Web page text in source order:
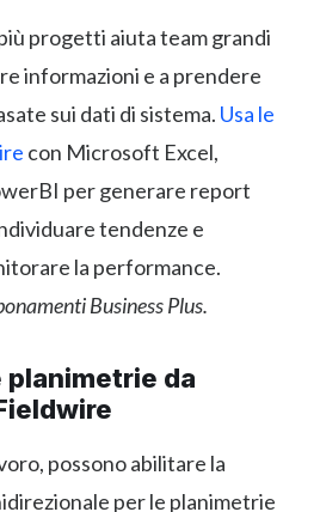
progetti aiuta team grandi
informazioni e a prendere
sui dati di sistema. Usa le
con Microsoft Excel,
per generare report
tendenze e
la performance.
Business Plus.
planimetrie da
possono abilitare la
per le planimetrie